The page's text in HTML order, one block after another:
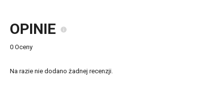
OPINIE
0 Oceny
Na razie nie dodano żadnej recenzji.